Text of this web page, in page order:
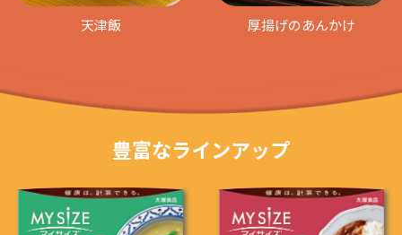
天津飯 厚揚げのあんかけ
豊富なラインアップ